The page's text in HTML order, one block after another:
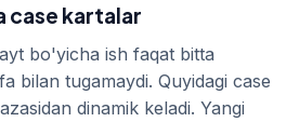
case kartalar
bo'yicha ish faqat bitta
bilan tugamaydi. Quyidagi case
dinamik keladi. Yangi